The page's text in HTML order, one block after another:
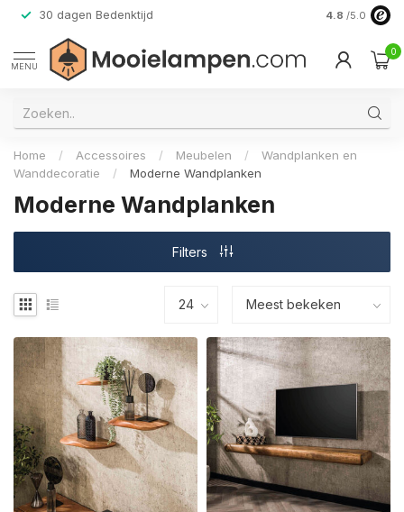
30 dagen Bedenktijd Verzending
4.8 /5.0
MENU
0
Home / Accessoires / Meubelen /
Wandplanken en
Wanddecoratie
/ Moderne Wandplanken
Moderne Wandplanken
Filters